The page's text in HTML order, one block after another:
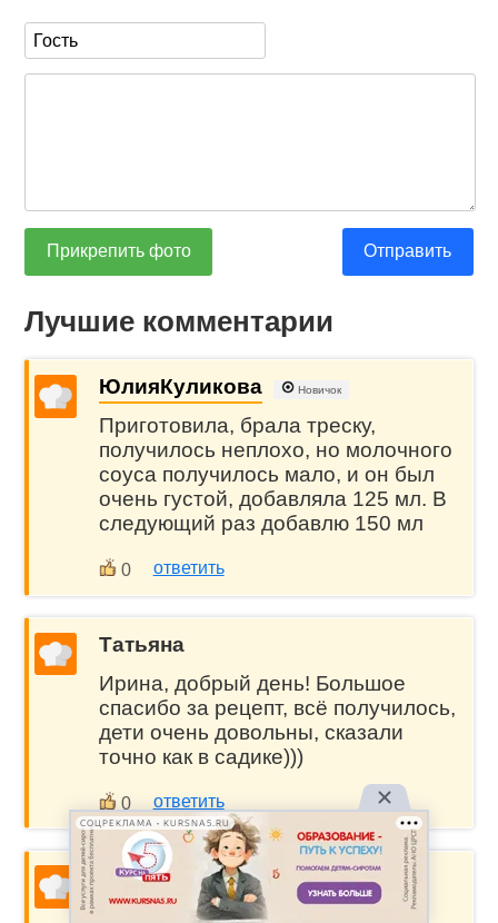
Прикрепить фото Отправить
Лучшие комментарии
ЮлияКуликова Новичок
Приготовила, брала треску,
получилось неплохо, но молочного
соуса получилось мало, и он был
очень густой, добавляла 125 мл. В
следующий раз добавлю 150 мл
0 ответить
Татьяна
Ирина, добрый день! Большое
спасибо за рецепт, всё получилось,
дети очень довольны, сказали
точно как в садике)))
0 ответить
Галина
Здравствуйте, Ирина!
СОЦРЕКЛАМА • KURSNA5.RU